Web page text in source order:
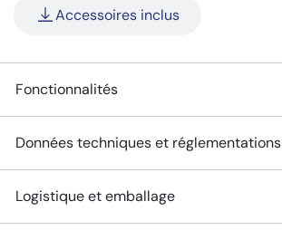
Accessoires inclus
Fonctionnalités
Données techniques et réglementations
Logistique et emballage